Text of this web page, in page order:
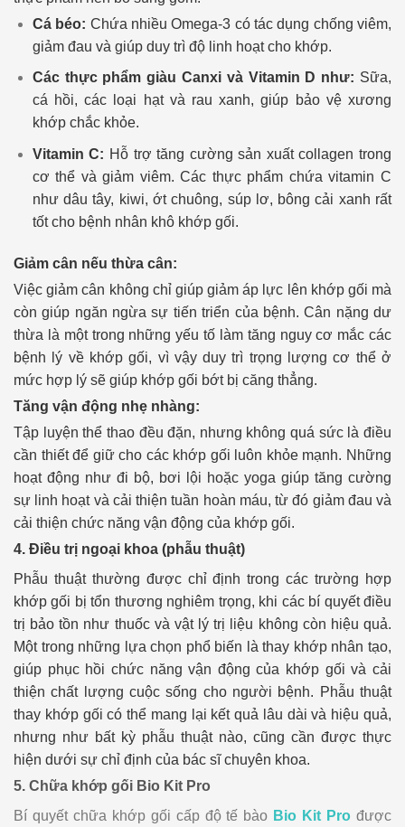
Cá béo: Chứa nhiều Omega-3 có tác dụng chống viêm,
giảm đau và giúp duy trì độ linh hoạt cho khớp.
Các thực phẩm giàu Canxi và Vitamin D như: Sữa,
cá hồi, các loại hạt và rau xanh, giúp bảo vệ xương
khớp chắc khỏe.
Vitamin C: Hỗ trợ tăng cường sản xuất collagen trong
cơ thể và giảm viêm. Các thực phẩm chứa vitamin C
như dâu tây, kiwi, ớt chuông, súp lơ, bông cải xanh rất
tốt cho bệnh nhân khô khớp gối.
Giảm cân nếu thừa cân:
Việc giảm cân không chỉ giúp giảm áp lực lên khớp gối mà
còn giúp ngăn ngừa sự tiến triển của bệnh. Cân nặng dư
thừa là một trong những yếu tố làm tăng nguy cơ mắc các
bệnh lý về khớp gối, vì vậy duy trì trọng lượng cơ thể ở
mức hợp lý sẽ giúp khớp gối bớt bị căng thẳng.
Tăng vận động nhẹ nhàng:
Tập luyện thể thao đều đặn, nhưng không quá sức là điều
cần thiết để giữ cho các khớp gối luôn khỏe mạnh. Những
hoạt động như đi bộ, bơi lội hoặc yoga giúp tăng cường
sự linh hoạt và cải thiện tuần hoàn máu, từ đó giảm đau và
cải thiện chức năng vận động của khớp gối.
4. Điều trị ngoại khoa (phẫu thuật)
Phẫu thuật thường được chỉ định trong các trường hợp
khớp gối bị tổn thương nghiêm trọng, khi các bí quyết điều
trị bảo tồn như thuốc và vật lý trị liệu không còn hiệu quả.
Một trong những lựa chọn phổ biến là thay khớp nhân tạo,
giúp phục hồi chức năng vận động của khớp gối và cải
thiện chất lượng cuộc sống cho người bệnh. Phẫu thuật
thay khớp gối có thể mang lại kết quả lâu dài và hiệu quả,
nhưng như bất kỳ phẫu thuật nào, cũng cần được thực
hiện dưới sự chỉ định của bác sĩ chuyên khoa.
5. Chữa khớp gối Bio Kit Pro
Bí quyết chữa khớp gối cấp độ tế bào Bio Kit Pro được